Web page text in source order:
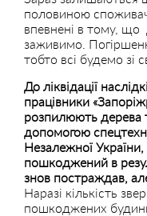
половиною
впевнені в тому, що
заживимо.
тобто всі будемо зі
До ліквідації
працівники
розпилюють дерева
допомогою
Незалежної України,
пошкоджений в
знов постраждав,
Наразі кількість
пошкоджених